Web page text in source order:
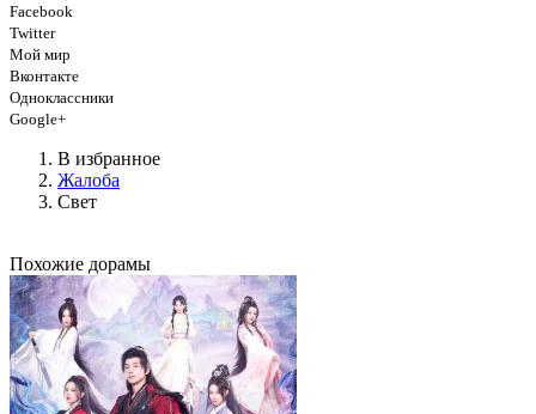
Facebook
Twitter
Мой мир
Вконтакте
Одноклассники
Google+
В избранное
Жалоба
Свет
Похожие дорамы